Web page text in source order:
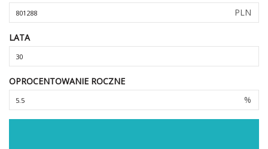
PLN
LATA
OPROCENTOWANIE ROCZNE
%